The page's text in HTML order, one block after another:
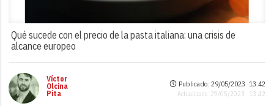
Qué sucede con el precio de la pasta italiana: una crisis de
alcance europeo
Víctor
Olcina
Pita
Publicado: 29/05/2023 ·13:42
Actualizado: 29/05/2023 · 13:42